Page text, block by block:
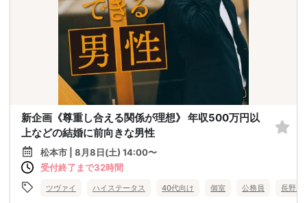
新企画《尊重し合える関係が理想》 年収500万円以
上などの結婚に前向きな男性
松本市 | 8月8日(土) 14:00〜
受付終了まで32時間
ツヴァイ ハイステータス 40代向け 個室 公務員 長野県